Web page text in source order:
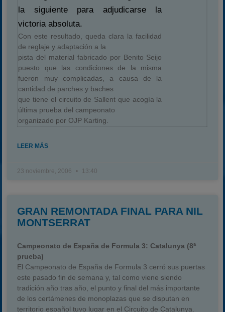
la siguiente para adjudicarse la
victoria absoluta.
Con este resultado, queda clara la facilidad
de reglaje y adaptación a la
pista del material fabricado por Benito Seijo
puesto que las condiciones de la misma
fueron muy complicadas, a causa de la
cantidad de parches y baches
que tiene el circuito de Sallent que acogía la
última prueba del campeonato
organizado por OJP Karting.
LEER MÁS
23 noviembre, 2006 13:40
GRAN REMONTADA FINAL PARA NIL
MONTSERRAT
Campeonato de España de Formula 3: Catalunya (8ª
prueba)
El Campeonato de España de Formula 3 cerró sus puertas
este pasado fin de semana y, tal como viene siendo
tradición año tras año, el punto y final del más importante
de los certámenes de monoplazas que se disputan en
territorio español tuvo lugar en el Circuito de Catalunya.